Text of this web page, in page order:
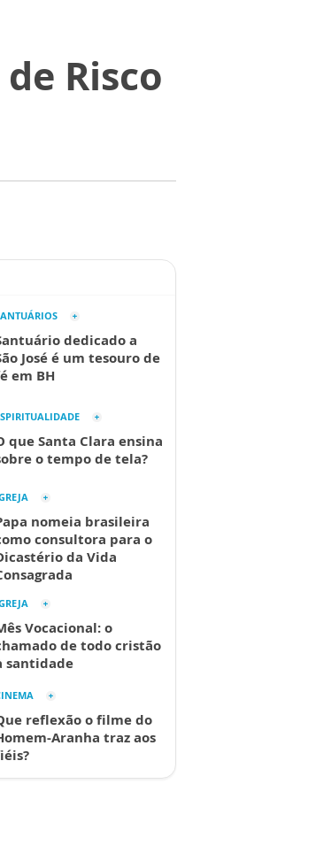
Risco
dedicado a
José é um tesouro de
em BH
que Santa Clara ensina
o tempo de tela?
nomeia brasileira
consultora para o
da Vida
Vocacional: o
de todo cristão
santidade
reflexão o filme do
Aranha traz aos